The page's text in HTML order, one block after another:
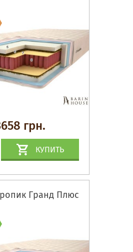
грн.
КУПИТЬ
Гранд Плюс